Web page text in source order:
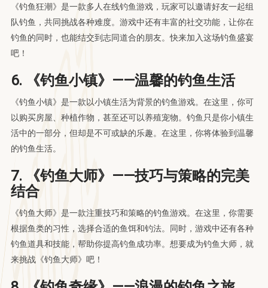
《钓鱼狂潮》是一款多人在线钓鱼游戏，玩家可以邀请好友一起组
队钓鱼，共同挑战各种难度。游戏中还有丰富的社交功能，让你在
钓鱼的同时，也能结交到志同道合的朋友。快来加入这场钓鱼盛宴
吧！
6. 《钓鱼小镇》——温馨的钓鱼生活
《钓鱼小镇》是一款以小镇生活为背景的钓鱼游戏。在这里，你可
以购买房屋、种植作物，甚至还可以养殖宠物。钓鱼只是你小镇生
活中的一部分，但却是不可或缺的乐趣。在这里，你将体验到温馨
的钓鱼生活。
7. 《钓鱼大师》——技巧与策略的完美
结合
《钓鱼大师》是一款注重技巧和策略的钓鱼游戏。在这里，你需要
根据鱼类的习性，选择合适的鱼饵和钓法。同时，游戏中还有各种
钓鱼道具和技能，帮助你提高钓鱼成功率。想要成为钓鱼大师，就
来挑战《钓鱼大师》吧！